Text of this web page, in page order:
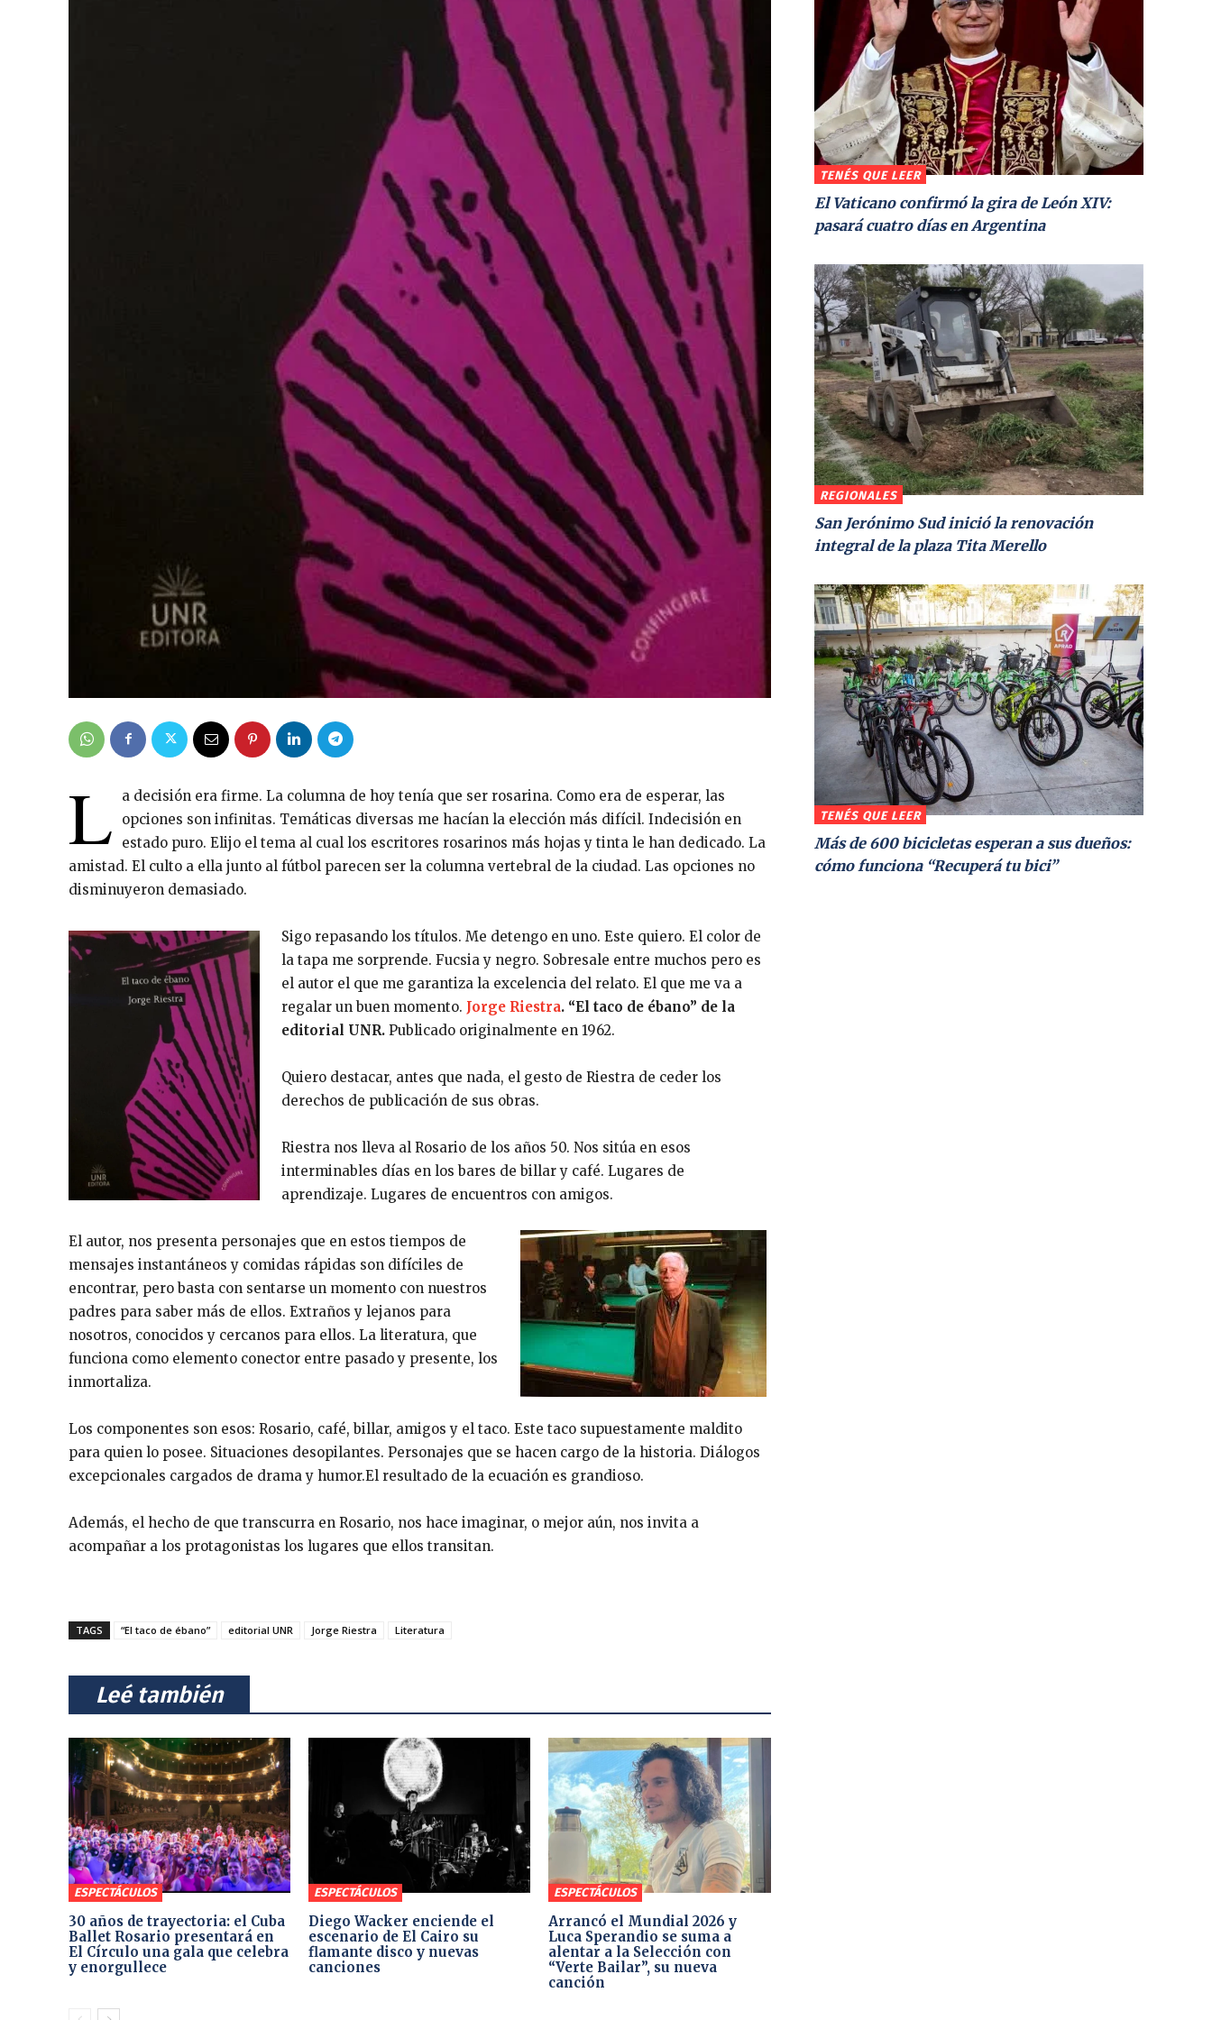
L
a decisión era firme. La columna de hoy tenía que ser rosarina. Como era de esperar, las
opciones son infinitas. Temáticas diversas me hacían la elección más difícil. Indecisión en
estado puro. Elijo el tema al cual los escritores rosarinos más hojas y tinta le han dedicado. La
amistad. El culto a ella junto al fútbol parecen ser la columna vertebral de la ciudad. Las opciones no
disminuyeron demasiado.
Sigo repasando los títulos. Me detengo en uno. Este quiero. El color de
la tapa me sorprende. Fucsia y negro. Sobresale entre muchos pero es
el autor el que me garantiza la excelencia del relato. El que me va a
regalar un buen momento. Jorge Riestra. “El taco de ébano” de la
editorial UNR. Publicado originalmente en 1962.
Quiero destacar, antes que nada, el gesto de Riestra de ceder los
derechos de publicación de sus obras.
Riestra nos lleva al Rosario de los años 50. Nos sitúa en esos
interminables días en los bares de billar y café. Lugares de
aprendizaje. Lugares de encuentros con amigos.
El autor, nos presenta personajes que en estos tiempos de
mensajes instantáneos y comidas rápidas son difíciles de
encontrar, pero basta con sentarse un momento con nuestros
padres para saber más de ellos. Extraños y lejanos para
nosotros, conocidos y cercanos para ellos. La literatura, que
funciona como elemento conector entre pasado y presente, los
inmortaliza.
Los componentes son esos: Rosario, café, billar, amigos y el taco. Este taco supuestamente maldito
para quien lo posee. Situaciones desopilantes. Personajes que se hacen cargo de la historia. Diálogos
excepcionales cargados de drama y humor.El resultado de la ecuación es grandioso.
Además, el hecho de que transcurra en Rosario, nos hace imaginar, o mejor aún, nos invita a
acompañar a los protagonistas los lugares que ellos transitan.
TAGS “El taco de ébano” editorial UNR Jorge Riestra Literatura
⠀Leé también⠀
ESPECTÁCULOS
30 años de trayectoria: el Cuba
Ballet Rosario presentará en
El Círculo una gala que celebra
y enorgullece
ESPECTÁCULOS
Diego Wacker enciende el
escenario de El Cairo su
flamante disco y nuevas
canciones
ESPECTÁCULOS
Arrancó el Mundial 2026 y
Luca Sperandio se suma a
alentar a la Selección con
“Verte Bailar”, su nueva
canción
TENÉS QUE LEER
El Vaticano confirmó la gira de León XIV:
pasará cuatro días en Argentina
REGIONALES
San Jerónimo Sud inició la renovación
integral de la plaza Tita Merello
TENÉS QUE LEER
Más de 600 bicicletas esperan a sus dueños:
cómo funciona “Recuperá tu bici”